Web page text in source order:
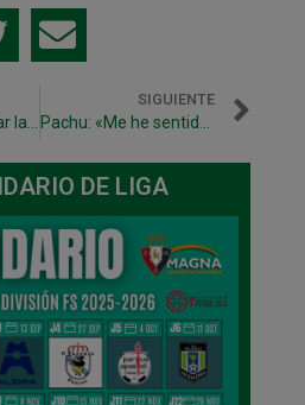
Goleada para iniciar la temporada en el liderato
SIGUIENTE
Pachu: «Me he sentido muy cómodo. Todo el equipo ha hecho un buen partido»
DE LIGA